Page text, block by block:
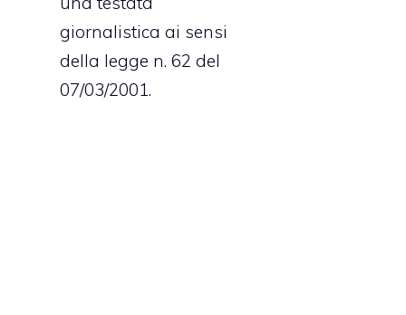
giornalistica ai sensi
della legge n. 62 del
07/03/2001.